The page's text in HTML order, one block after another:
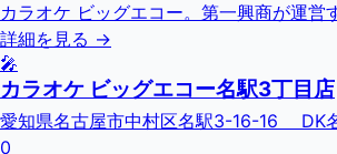
カラオケ ビッグエコー。第一興商が運営
詳細を見る →
🎤
カラオケ ビッグエコー名駅3丁目店
愛知県名古屋市中村区名駅3-16-16 DK
0